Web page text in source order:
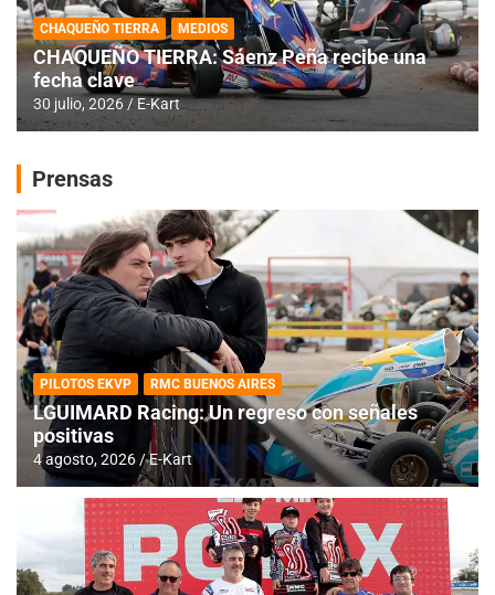
CHAQUEÑO TIERRA MEDIOS
CHAQUEÑO TIERRA: Sáenz Peña recibe una
fecha clave
30 julio, 2026 E-Kart
Prensas
PILOTOS EKVP RMC BUENOS AIRES
LGUIMARD Racing: Un regreso con señales
positivas
4 agosto, 2026 E-Kart